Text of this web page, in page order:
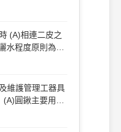
料級配 (B)適當
。
(A)相連二皮之
水程度原則為面
拉水線校正一次
維護管理工器具
(A)圓鍬主要用來
，還可用來拍打